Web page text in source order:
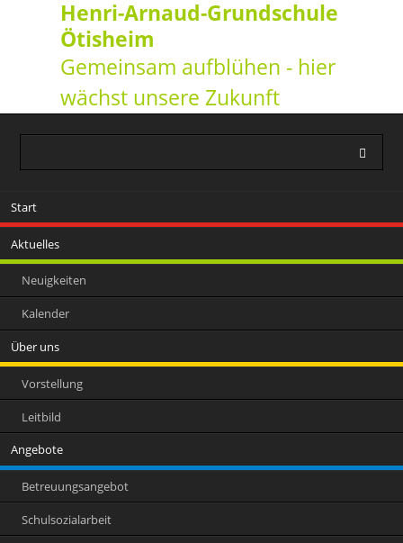
Henri-Arnaud-Grundschule
Ötisheim
Gemeinsam aufblühen - hier
wächst unsere Zukunft
überspringen
Start
Aktuelles
Neuigkeiten
Kalender
Über uns
Vorstellung
Leitbild
Angebote
Betreuungsangebot
Schulsozialarbeit